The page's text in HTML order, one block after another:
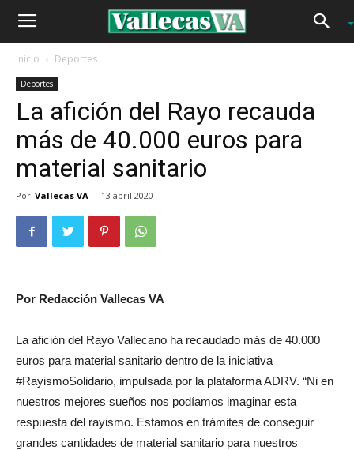
Inicio Deportes
Deportes
La afición del Rayo recauda
más de 40.000 euros para
material sanitario
Por Vallecas VA - 13 abril 2020
Por Redacción Vallecas VA
La afición del Rayo Vallecano ha recaudado más de 40.000
euros para material sanitario dentro de la iniciativa
#RayismoSolidario, impulsada por la plataforma ADRV. “Ni en
nuestros mejores sueños nos podíamos imaginar esta
respuesta del rayismo. Estamos en trámites de conseguir
grandes cantidades de material sanitario para nuestros